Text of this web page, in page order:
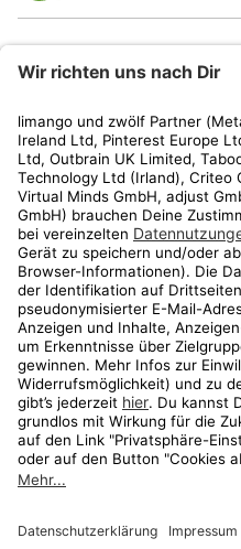
Kundenservice
Shop
Aktionen
Travel